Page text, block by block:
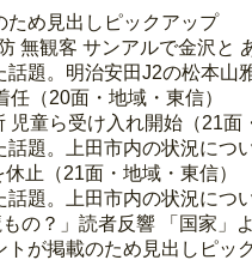
め見出しピックアップ
無観客 サンアルで金沢と
題。明治安田J2の松本山
（20面・地域・東信）
童ら受け入れ開始（21面
題。上田市内の状況につ
止（21面・地域・東信）
題。上田市内の状況につ
の？」読者反響 「国家」
が掲載のため見出しピッ